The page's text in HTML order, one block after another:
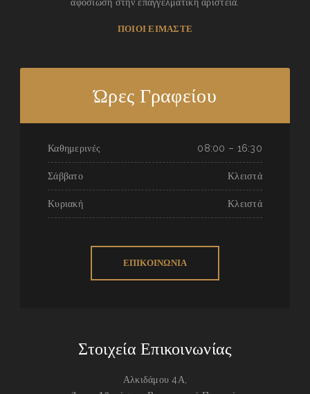
ΠΟΙΟΙ ΕΙΜΑΣΤΕ
Ώρες Γραφείου
Καθημερινές 08:00 – 16:30
Σάββατο Κλειστά
Κυριακή Κλειστά
ΕΠΙΚΟΙΝΩΝΙΑ
Στοιχεία Επικοινωνίας
Αλκιδάμου 4Α,